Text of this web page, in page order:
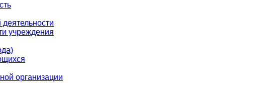
учреждения
организации